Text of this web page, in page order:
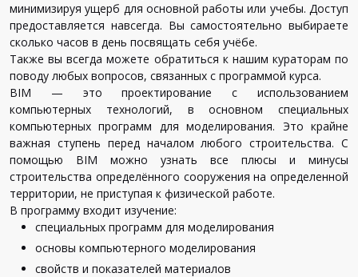
минимизируя ущерб для основной работы или учебы. Доступ
предоставляется навсегда. Вы самостоятельно выбираете
сколько часов в день посвящать себя учёбе.
Также вы всегда можете обратиться к нашим кураторам по
поводу любых вопросов, связанных с программой курса.
BIM — это проектирование с использованием
компьютерных технологий, в основном специальных
компьютерных программ для моделирования. Это крайне
важная ступень перед началом любого строительства. С
помощью BIM можно узнать все плюсы и минусы
строительства определённого сооружения на определенной
территории, не приступая к физической работе.
В программу входит изучение:
специальных программ для моделирования
основы компьютерного моделирования
свойств и показателей материалов